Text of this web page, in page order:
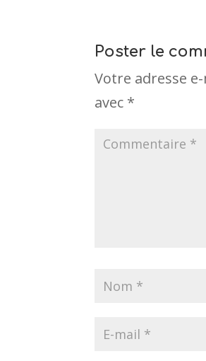
Poster le
Votre adresse
avec *